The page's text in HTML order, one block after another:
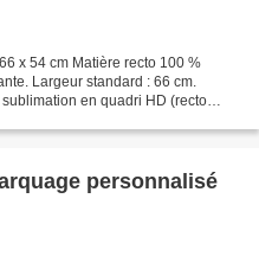
x 54 cm Matière recto 100 %
Largeur standard : 66 cm.
en quadri HD (recto
personnalisé